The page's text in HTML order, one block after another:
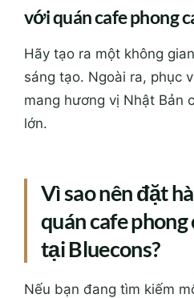
với quán cafe phong
Hãy tạo ra một không
sáng tạo. Ngoài ra, phục
mang hương vị Nhật Bản
lớn.
Vì sao nên đặt
quán cafe
tại Bluecons?
Nếu bạn đang tìm kiếm